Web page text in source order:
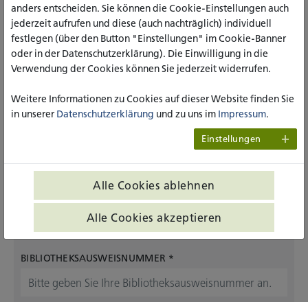
DATEN ZUR PERSON
E-MAIL-ADRESSE*
BIBLIOTHEKSAUSWEISNUMMER *
anders entscheiden. Sie können die Cookie-Einstellungen auch
jederzeit aufrufen und diese (auch nachträglich) individuell
festlegen (über den Button "Einstellungen" im Cookie-Banner
oder in der Datenschutzerklärung). Die Einwilligung in die
Verwendung der Cookies können Sie jederzeit widerrufen.
Weitere Informationen zu Cookies auf dieser Website finden Sie
in unserer Datenschutzerklärung und zu uns im Impressum.
Einstellungen
Alle Cookies ablehnen
Alle Cookies akzeptieren